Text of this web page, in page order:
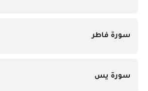
سورة فاطر
سورة يس